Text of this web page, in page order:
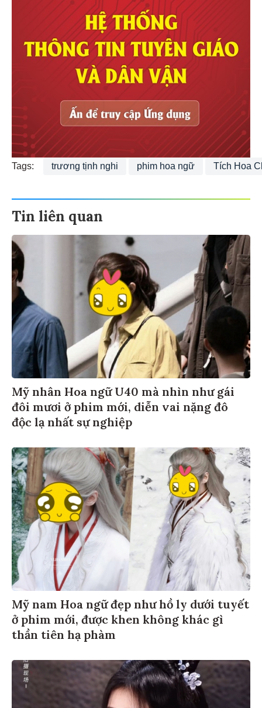
Tags: trương tịnh nghi phim hoa ngữ Tích Hoa
Tin liên quan
Mỹ nhân Hoa ngữ U40 mà nhìn như gái
đôi mươi ở phim mới, diễn vai nặng đô
độc lạ nhất sự nghiệp
Mỹ nam Hoa ngữ đẹp như hồ ly dưới tuyết
ở phim mới, được khen không khác gì
thần tiên hạ phàm